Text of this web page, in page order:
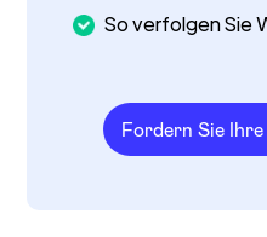
So verfolgen Sie
Fordern Sie